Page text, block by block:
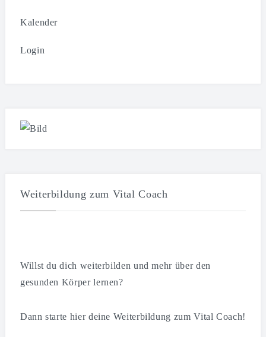
Kalender
Login
Weiterbildung zum Vital Coach
Willst du dich weiterbilden und mehr über den
gesunden Körper lernen?
Dann starte hier deine Weiterbildung zum Vital Coach!